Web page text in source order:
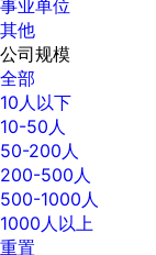
事业单位
其他
公司规模
全部
10人以下
10-50人
50-200人
200-500人
500-1000人
1000人以上
重置